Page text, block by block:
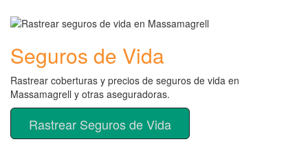
Seguros de Vida
Rastrear coberturas y precios de seguros de vida en
Massamagrell y otras aseguradoras.
Rastrear Seguros de Vida